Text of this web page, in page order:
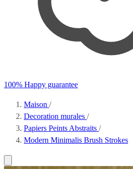
100% Happy guarantee
Maison /
Decoration murales /
Papiers Peints Abstraits /
Modern Minimalis Brush Strokes